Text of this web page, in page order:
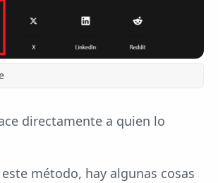
directamente a quien lo
método, hay algunas cosas